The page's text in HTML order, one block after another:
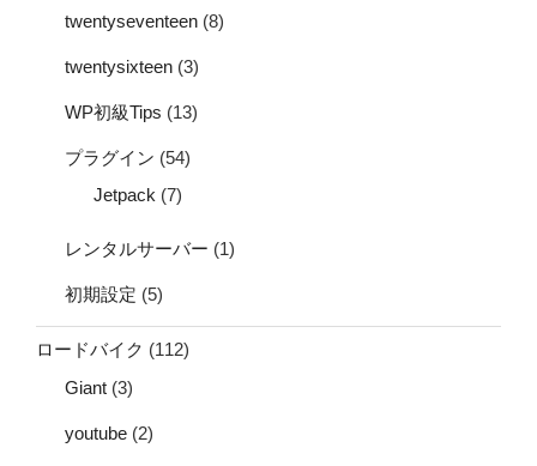
twentyseventeen (8)
twentysixteen (3)
WP初級Tips (13)
プラグイン (54)
Jetpack (7)
レンタルサーバー (1)
初期設定 (5)
ロードバイク (112)
Giant (3)
youtube (2)